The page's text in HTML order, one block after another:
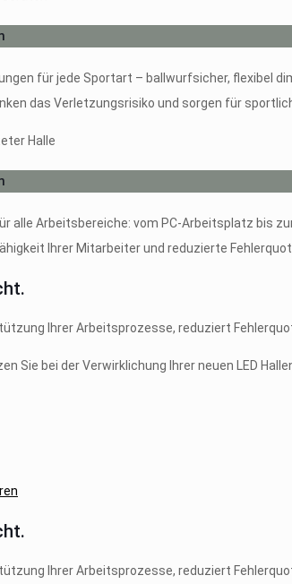
für jede Sportart – ballwurfsicher, flexibel
das Verletzungsrisiko und sorgen für
alle Arbeitsbereiche: vom PC-Arbeitsplatz bis
Ihrer Mitarbeiter und reduzierte
Ihrer Arbeitsprozesse, reduziert
Sie bei der Verwirklichung Ihrer neuen LED
Ihrer Arbeitsprozesse, reduziert